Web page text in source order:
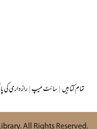
رازداری کی|سائٹ میپ|تمام کتابیں
. All Rights Reserved.